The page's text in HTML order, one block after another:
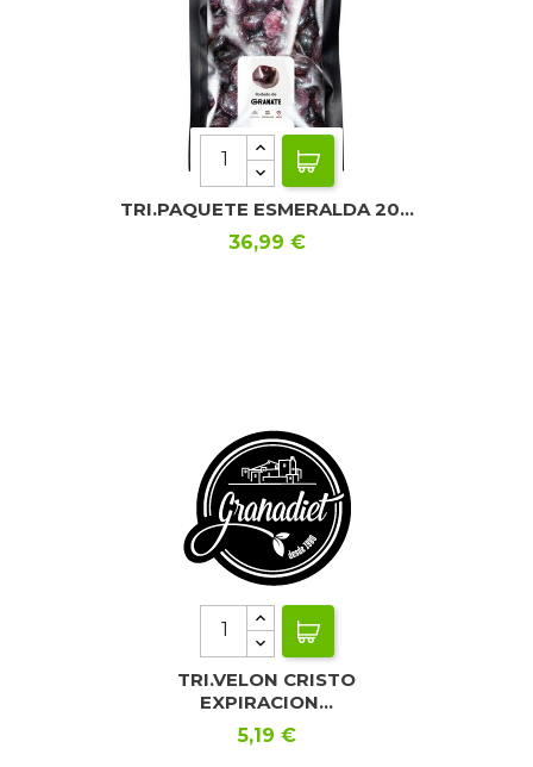
TRI.PAQUETE ESMERALDA 20...
Precio
36,99 €
TRI.VELON CRISTO
EXPIRACION...
Precio
5,19 €